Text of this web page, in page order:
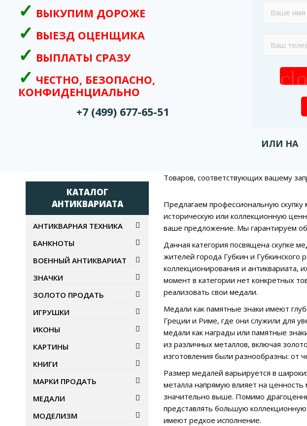
ВЫКУПИМ ДОРОЖЕ
ВЫЕЗД ОЦЕНЩИКА
ВЫПЛАТЫ СРАЗУ
ЧЕСТНО, БЕЗОПАСНО,
КОНФИДЕНЦИАЛЬНО
+7 (499) 677-65-51
ИЛИ НА
Товаров, соответствующих вашему
Предлагаем профессиональную
историческую или коллекционную
ваше предложение. Мы гарантируем
Данная категория посвящена скупке
жителей города Губкин и
коллекционирования и антиквариата,
момент в категории нет конкретных
реализовать свои медали.
Медали как памятные знаки имеют
Греции и Риме, где они служили для
медали как награды или памятные
из различных металлов, включая
изготовления были разнообразны: от
Размер медалей варьируется в
металла напрямую влияет на
значительно выше. Помимо
представлять большую
имеют редкое исполнение.
КАТАЛОГ
АНТИКВАРИАТА
АНТИКВАРНАЯ ТЕХНИКА
БАНКНОТЫ
ВОЕННЫЙ АНТИКВАРИАТ
ЗНАЧКИ
ЗОЛОТО ПРОДАТЬ
ИГРУШКИ
ИКОНЫ
КАРТИНЫ
КНИГИ
МАРКИ ПРОДАТЬ
МЕДАЛИ
МОДЕЛИЗМ